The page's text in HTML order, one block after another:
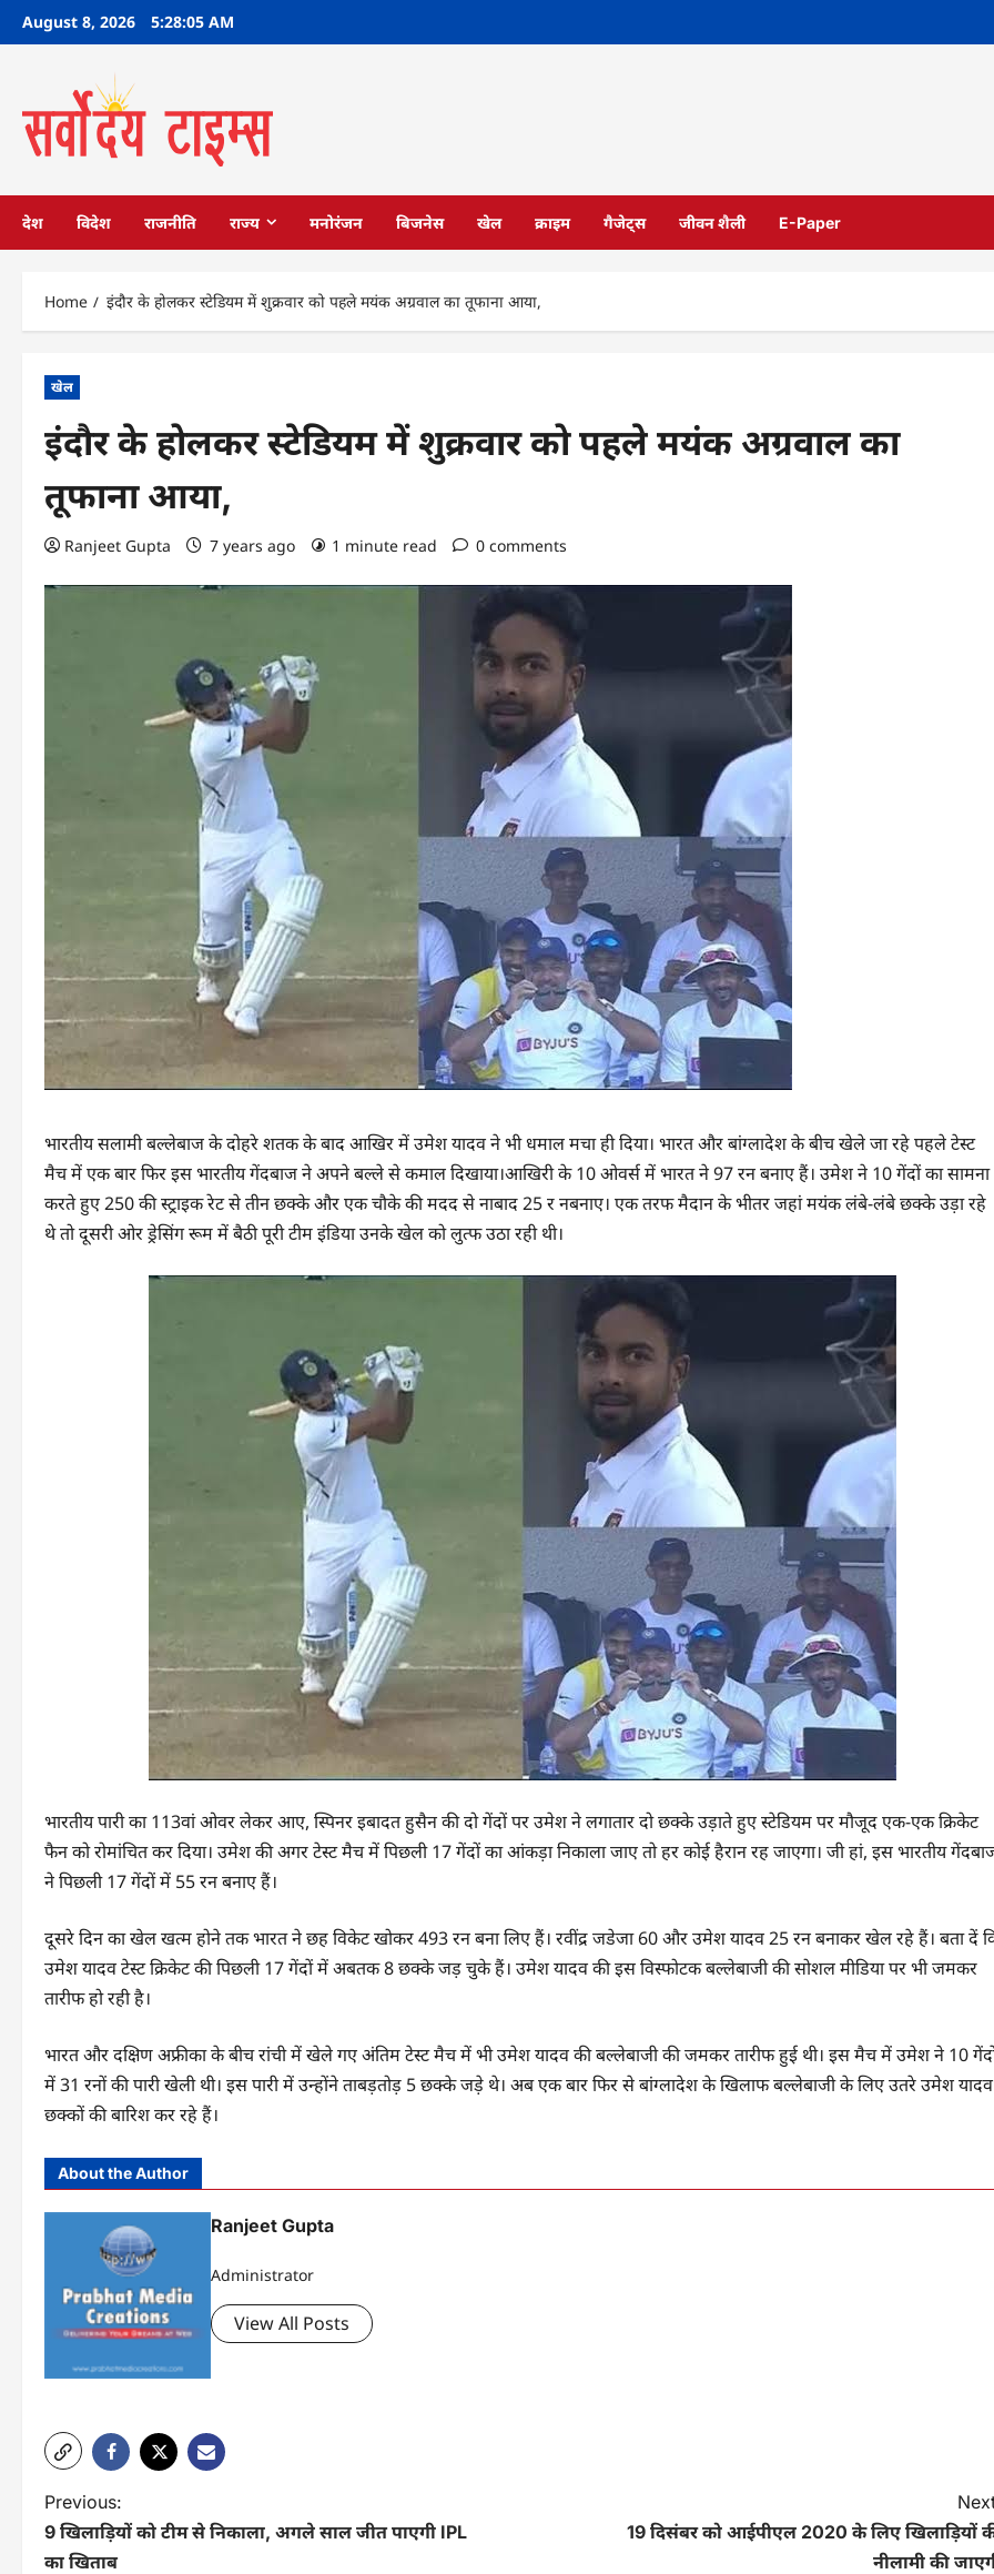
SkipAugust 8, 2026 5:28:06 AM
देश विदेश राजनीति राज्य मनोरंजन बिजनेस खेल क्राइम गैजेट्स जीवन शैली E-Paper
Home इंदौर के होलकर स्टेडियम में शुक्रवार को पहले मयंक अग्रवाल का तूफाना आया,
खेल
इंदौर के होलकर स्टेडियम में शुक्रवार को पहले मयंक अग्रवाल का
तूफाना आया,
Ranjeet Gupta 7 years ago 1 minute read 0 comments
भारतीय सलामी बल्लेबाज के दोहरे शतक के बाद आखिर में उमेश यादव ने भी धमाल मचा ही दिया। भारत और बांग्लादेश के बीच खेले जा रहे पहले टेस्ट
मैच में एक बार फिर इस भारतीय गेंदबाज ने अपने बल्ले से कमाल दिखाया।आखिरी के 10 ओवर्स में भारत ने 97 रन बनाए हैं। उमेश ने 10 गेंदों का सामना
करते हुए 250 की स्ट्राइक रेट से तीन छक्के और एक चौके की मदद से नाबाद 25 र नबनाए। एक तरफ मैदान के भीतर जहां मयंक लंबे-लंबे छक्के उड़ा रहे
थे तो दूसरी ओर ड्रेसिंग रूम में बैठी पूरी टीम इंडिया उनके खेल को लुत्फ उठा रही थी।
भारतीय पारी का 113वां ओवर लेकर आए, स्पिनर इबादत हुसैन की दो गेंदों पर उमेश ने लगातार दो छक्के उड़ाते हुए स्टेडियम पर मौजूद एक-एक क्रिकेट
फैन को रोमांचित कर दिया। उमेश की अगर टेस्ट मैच में पिछली 17 गेंदों का आंकड़ा निकाला जाए तो हर कोई हैरान रह जाएगा। जी हां, इस भारतीय
ने पिछली 17 गेंदों में 55 रन बनाए हैं।
दूसरे दिन का खेल खत्म होने तक भारत ने छह विकेट खोकर 493 रन बना लिए हैं। रवींद्र जडेजा 60 और उमेश यादव 25 रन बनाकर खेल रहे हैं। बता दें
उमेश यादव टेस्ट क्रिकेट की पिछली 17 गेंदों में अबतक 8 छक्के जड़ चुके हैं। उमेश यादव की इस विस्फोटक बल्लेबाजी की सोशल मीडिया पर भी जमकर
तारीफ हो रही है।
भारत और दक्षिण अफ्रीका के बीच रांची में खेले गए अंतिम टेस्ट मैच में भी उमेश यादव की बल्लेबाजी की जमकर तारीफ हुई थी। इस मैच में उमेश ने 10
में 31 रनों की पारी खेली थी। इस पारी में उन्होंने ताबड़तोड़ 5 छक्के जड़े थे। अब एक बार फिर से बांग्लादेश के खिलाफ बल्लेबाजी के लिए उतरे उमेश यादव
छक्कों की बारिश कर रहे हैं।
About the Author
Ranjeet Gupta
Administrator
View All Posts
P
o
Previous:
9 खिलाड़ियों को टीम से निकाला, अगले साल जीत पाएगी IPL
का खिताब
19 दिसंबर को आईपीएल 2020 के लिए खिलाड़ियों
नीलामी की